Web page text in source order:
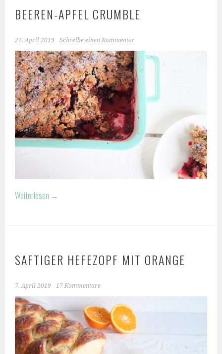
BEEREN-APFEL CRUMBLE
27. April 2019 Schreibe einen Kommentar
Weiterlesen →
SAFTIGER HEFEZOPF MIT ORANGE
7. April 2019 17 Kommentare